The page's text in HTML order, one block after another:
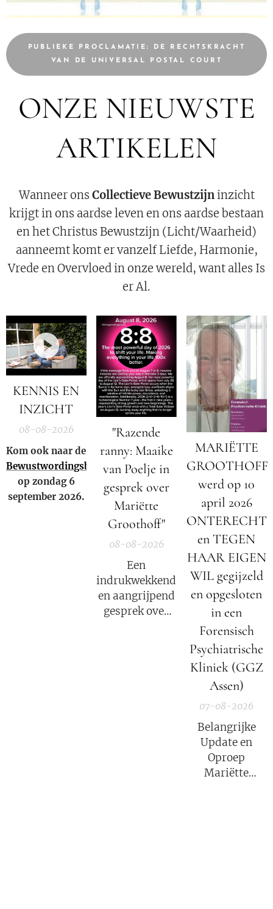
PUBLIEKE PROCLAMATIE: DE RECHTSKRACHT
VAN DE UNIVERSAL POSTAL COURT
ONZE NIEUWSTE
ARTIKELEN
Wanneer ons Collectieve Bewustzijninzicht
krijgt in ons aardse leven en ons aardse bestaan
en het Christus Bewustzijn (Licht/Waarheid)
aanneemt komt er vanzelf Liefde, Harmonie,
Vrede en Overvloed in onze wereld, want alles Is
er Al.
KENNIS EN
INZICHT
08-08-2026
Kom ook naar de
Bewustwordingsbeurs
op zondag 6
september 2026.
"Razende
ranny: Maaike
van Poelje in
gesprek over
Mariëtte
Groothoff"
08-08-2026
Een
indrukwekkend
en aangrijpend
gesprek over
MARIËTTE
GROOTHOFF
werd op 10
april 2026
ONTERECHT
en TEGEN
HAAR EIGEN
WIL gegijzeld
en opgesloten
in een
Forensisch
Psychiatrische
Kliniek (GGZ
Assen)
07-08-2026
Belangrijke
Update en
Oproep
Mariëtte